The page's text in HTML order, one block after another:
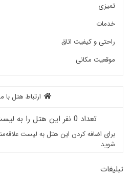
تمیزی
خدمات
راحتی و کیفیت اتاق
موقعیت مکانی
ارتباط هتل با
تعداد 0 نفر این هتل را به لیست خود اضافه کرده‌اند
برای اضافه کردن این هتل به لیست
شوید
تبلیغات